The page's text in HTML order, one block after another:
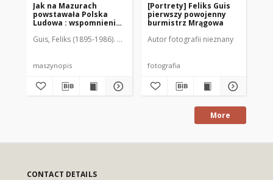
Jak na Mazurach
powstawała Polska
Ludowa : wspomnienia
pierwszego burmistrza
Guis, Feliks (1895-1986). Oprac.
maszynopis
[Portrety] Feliks Guis
pierwszy powojenny
burmistrz Mrągowa
Autor fotografii nieznany
fotografia
More
CONTACT DETAILS